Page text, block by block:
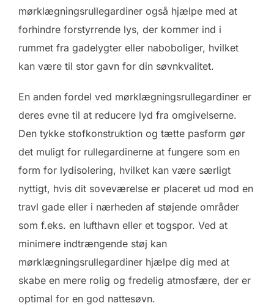
mørklægningsrullegardiner også hjælpe med at
forhindre forstyrrende lys, der kommer ind i
rummet fra gadelygter eller naboboliger, hvilket
kan være til stor gavn for din søvnkvalitet.
En anden fordel ved mørklægningsrullegardiner er
deres evne til at reducere lyd fra omgivelserne.
Den tykke stofkonstruktion og tætte pasform gør
det muligt for rullegardinerne at fungere som en
form for lydisolering, hvilket kan være særligt
nyttigt, hvis dit soveværelse er placeret ud mod en
travl gade eller i nærheden af støjende områder
som f.eks. en lufthavn eller et togspor. Ved at
minimere indtrængende støj kan
mørklægningsrullegardiner hjælpe dig med at
skabe en mere rolig og fredelig atmosfære, der er
optimal for en god nattesøvn.